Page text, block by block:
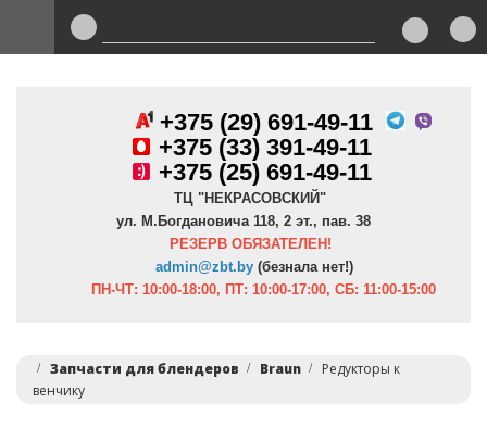
+375 (29) 691-49-11
+375 (33) 391-49-11
+375 (25) 691-49-11
ТЦ "НЕКРАСОВСКИЙ"
ул. М.Богдановича 118, 2 эт., пав. 38
РЕЗЕРВ ОБЯЗАТЕЛЕН!
admin@zbt.by (безнала нет!)
ПН-ЧТ: 10:00-18:00, ПТ: 10:00-17:00, СБ: 11:00-15:00
Запчасти для блендеров Braun
Редукторы к
венчику